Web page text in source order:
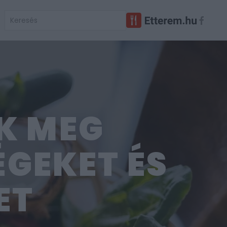
MEG
ÉS